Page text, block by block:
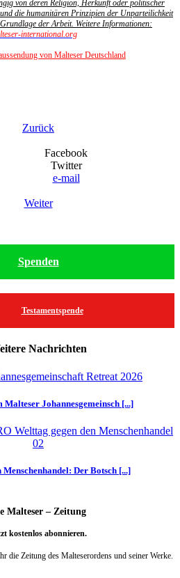
von deren Religion, Herkunft oder politischer
die humanitären Prinzipien der Unparteilichkeit
der Arbeit. Weitere Informationen:
international.org
von Malteser Deutschland
Zurück
Facebook
Twitter
e-mail
Weiter
Spenden
Testamentspende
Nachrichten
Malteser Johannesgemeinsch [...]
Menschenhandel: Der Botsch [...]
Malteser – Zeitung
kostenlos abonnieren.
die Zeitung des Malteserordens und seiner Werke.